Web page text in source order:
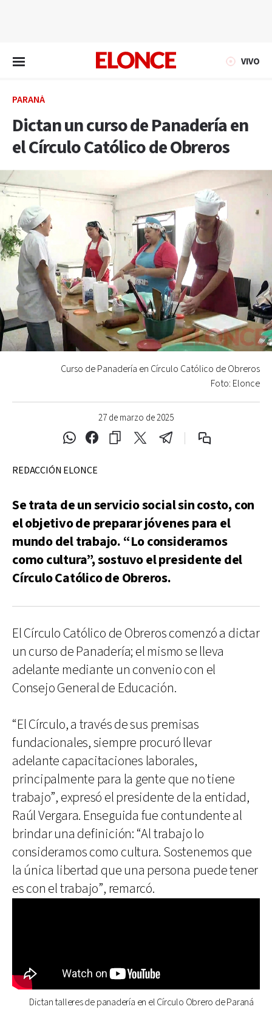
VIVO
PARANÁ
Dictan un curso de Panadería en
el Círculo Católico de Obreros
27 de marzo de 2025
Curso de Panadería en Círculo Católico de Obreros
Foto: Elonce
REDACCIÓN ELONCE
Se trata de un servicio social sin costo, con
el objetivo de preparar jóvenes para el
mundo del trabajo. “Lo consideramos
como cultura”, sostuvo el presidente del
Círculo Católico de Obreros.
El Círculo Católico de Obreros comenzó a dictar
un curso de Panadería; el mismo se lleva
adelante mediante un convenio con el
Consejo General de Educación.
“El Círculo, a través de sus premisas
fundacionales, siempre procuró llevar
adelante capacitaciones laborales,
principalmente para la gente que no tiene
trabajo”, expresó el presidente de la entidad,
Raúl Vergara. Enseguida fue contundente al
brindar una definición: “Al trabajo lo
consideramos como cultura. Sostenemos que
la única libertad que una persona puede tener
es con el trabajo”, remarcó.
Dictan talleres de panadería en el Círculo Obrero de Paraná